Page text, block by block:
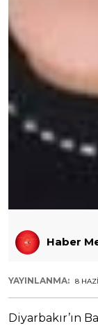
Haber
YAYINLANMA: 8
Diyarbakır’ın